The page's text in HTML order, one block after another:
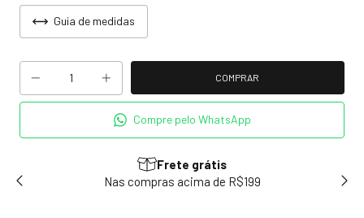
Guia de medidas
Compre pelo WhatsApp
Frete grátis
Nas compras acima de R$199